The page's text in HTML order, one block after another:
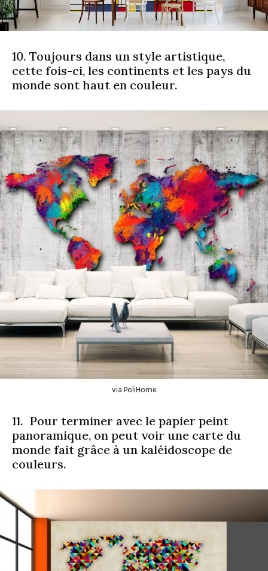
10. Toujours dans un style artistique,
cette fois-ci, les continents et les pays du
monde sont haut en couleur.
via PoliHome
11. Pour terminer avec le papier peint
panoramique, on peut voir une carte du
monde fait grâce à un kaléidoscope de
couleurs.